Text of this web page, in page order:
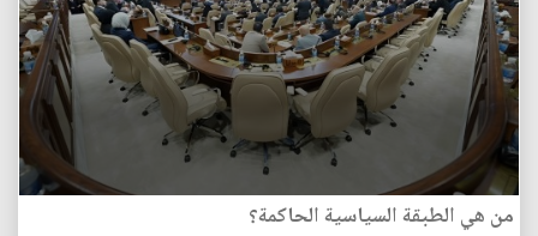
من هي الطبقة السياسية الحاكمة؟